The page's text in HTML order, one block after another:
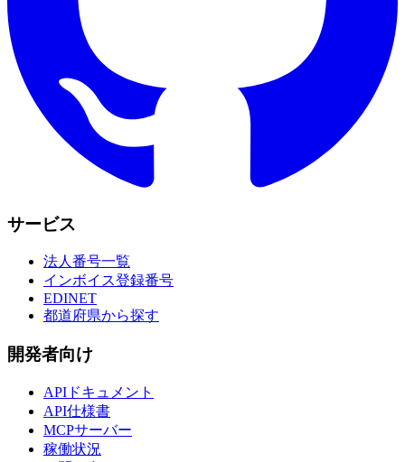
サービス
法人番号一覧
インボイス登録番号
EDINET
都道府県から探す
開発者向け
APIドキュメント
API仕様書
MCPサーバー
稼働状況